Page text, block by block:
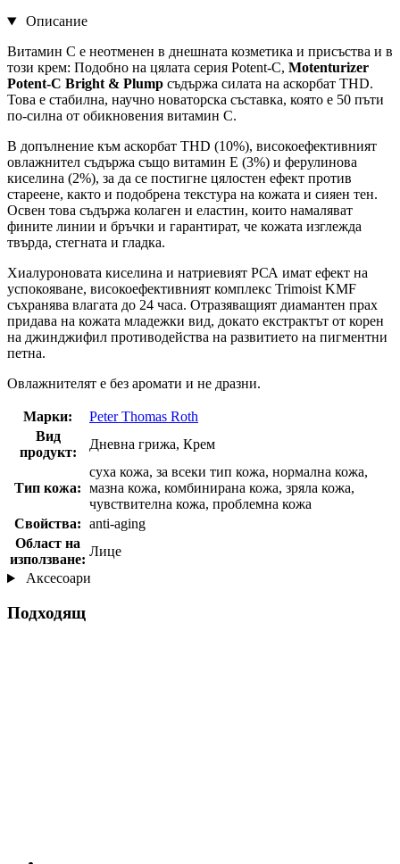
Описание
Витамин С е неотменен в днешната козметика и присъства и в
този крем: Подобно на цялата серия Potent-C, Motenturizer
Potent-C Bright & Plump съдържа силата на аскорбат THD.
Това е стабилна, научно новаторска съставка, която е 50 пъти
по-силна от обикновения витамин С.
В допълнение към аскорбат THD (10%), високоефективният
овлажнител съдържа също витамин Е (3%) и ферулинова
киселина (2%), за да се постигне цялостен ефект против
стареене, както и подобрена текстура на кожата и сияен тен.
Освен това съдържа колаген и еластин, които намаляват
фините линии и бръчки и гарантират, че кожата изглежда
твърда, стегната и гладка.
Хиалуроновата киселина и натриевият РСА имат ефект на
успокояване, високоефективният комплекс Trimoist KMF
съхранява влагата до 24 часа. Отразяващият диамантен прах
придава на кожата младежки вид, докато екстрактът от корен
на джинджифил противодейства на развитието на пигментни
петна.
Овлажнителят е без аромати и не дразни.
Марки:
Peter Thomas Roth
Вид
продукт:
Дневна грижа, Крем
Тип кожа:
суха кожа, за всеки тип кожа, нормална кожа,
мазна кожа, комбинирана кожа, зряла кожа,
чувствителна кожа, проблемна кожа
Свойства: anti-aging
Област на
използване:
Лице
Аксесоари
Подходящ